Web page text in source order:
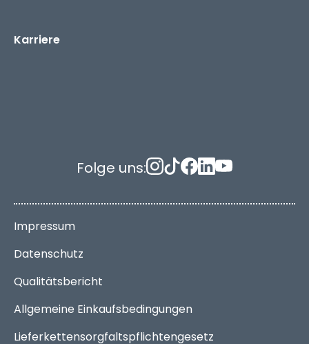
Karriere
Folge uns:
Impressum
Datenschutz
Qualitätsbericht
Allgemeine Einkaufsbedingungen
Lieferkettensorgfaltspflichtengesetz